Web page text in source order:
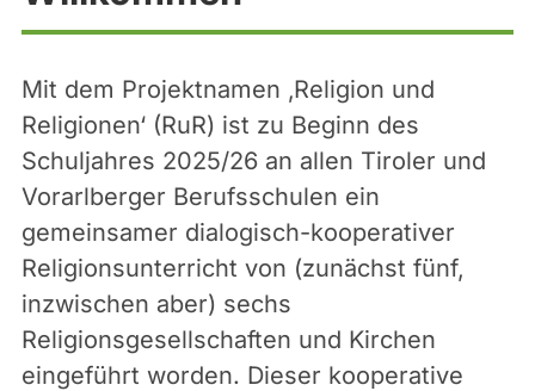
Mit dem Projektnamen ‚Religion und
Religionen‘ (RuR) ist zu Beginn des
Schuljahres 2025/26 an allen Tiroler und
Vorarlberger Berufsschulen ein
gemeinsamer dialogisch-kooperativer
Religionsunterricht von (zunächst fünf,
inzwischen aber) sechs
Religionsgesellschaften und Kirchen
eingeführt worden. Dieser kooperative